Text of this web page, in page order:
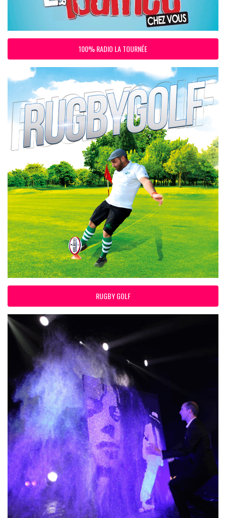
100% RADIO LA TOURNÉE
RUGBY GOLF